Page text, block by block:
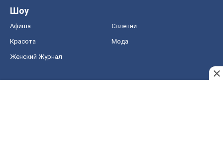
Шоу
Афиша Сплетни
Красота Мода
Женский Журнал